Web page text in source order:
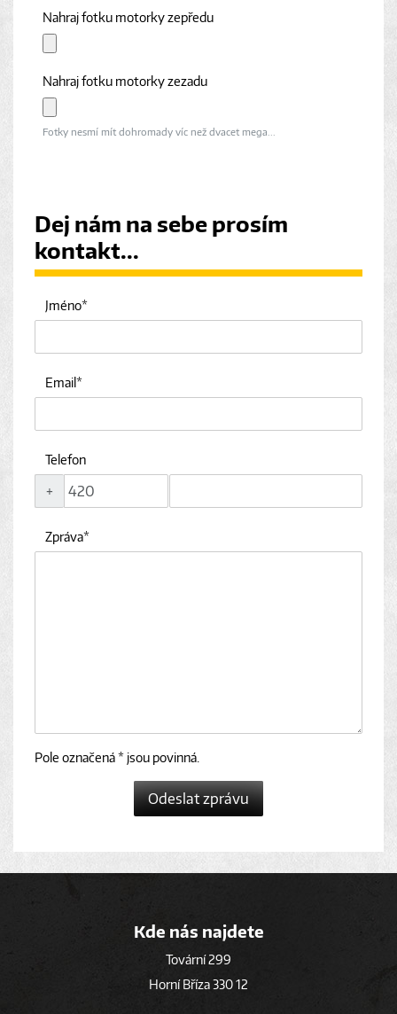
Nahraj fotku motorky zepředu
Nahraj fotku motorky zezadu
Fotky nesmí mít dohromady víc než dvacet mega...
Dej nám na sebe prosím
kontakt...
Jméno
Email
Telefon
+
Zpráva
Pole označená * jsou povinná.
Odeslat zprávu
Kde nás najdete
Tovární 299
Horní Bříza 330 12